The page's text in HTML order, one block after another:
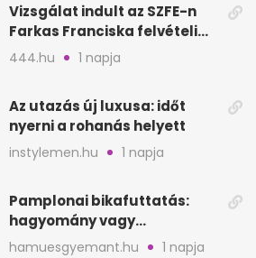
Vizsgálat indult az SZFE-n
Farkas Franciska felvételi
videója után
444.hu 1 napja
Az utazás új luxusa: időt
nyerni a rohanás helyett
instylemen.hu 1 napja
Pamplonai bikafuttatás:
hagyomány vagy
értelmetlen vérontás?
hamuesgyemant.hu 1 napja